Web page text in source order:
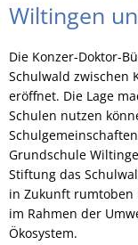
Wiltingen
Die Konzer-Doktor-
Schulwald zwischen
eröffnet. Die Lage
Schulen nutzen
Grundschule
Stiftung das
in Zukunft rumtoben
im Rahmen der
Ökosystem.